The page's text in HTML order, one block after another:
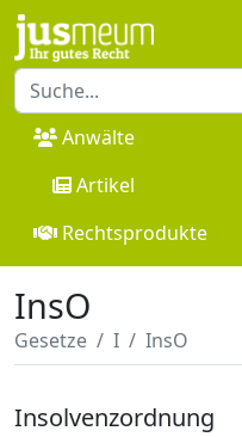
Anwälte
Artikel
Rechtsprodukte
InsO
Gesetze I InsO
Insolvenzordnung